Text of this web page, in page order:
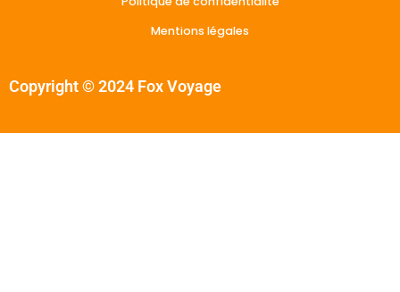
Mentions légales
Copyright © 2024 Fox Voyage